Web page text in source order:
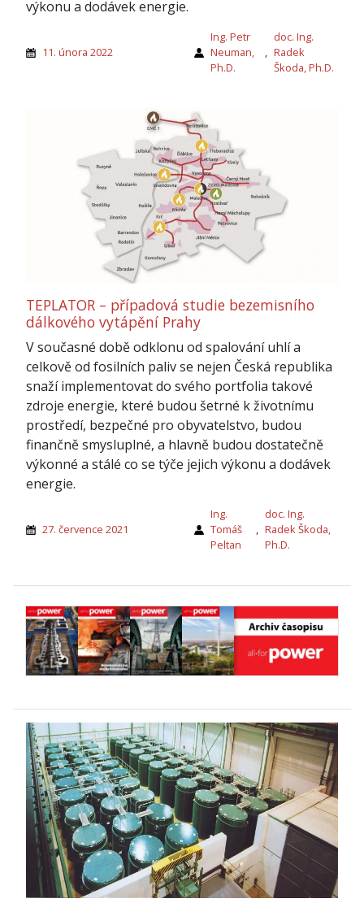
výkonu a dodávek energie.
11. února 2022
Ing. Petr
Neuman,
Ph.D.
,
doc. Ing.
Radek
Škoda, Ph.D.
TEPLATOR – případová studie bezemisního
dálkového vytápění Prahy
V současné době odklonu od spalování uhlí a
celkově od fosilních paliv se nejen Česká republika
snaží implementovat do svého portfolia takové
zdroje energie, které budou šetrné k životnímu
prostředí, bezpečné pro obyvatelstvo, budou
finančně smysluplné, a hlavně budou dostatečně
výkonné a stálé co se týče jejich výkonu a dodávek
energie.
27. července 2021
Ing.
Tomáš
Peltan
,
doc. Ing.
Radek Škoda,
Ph.D.